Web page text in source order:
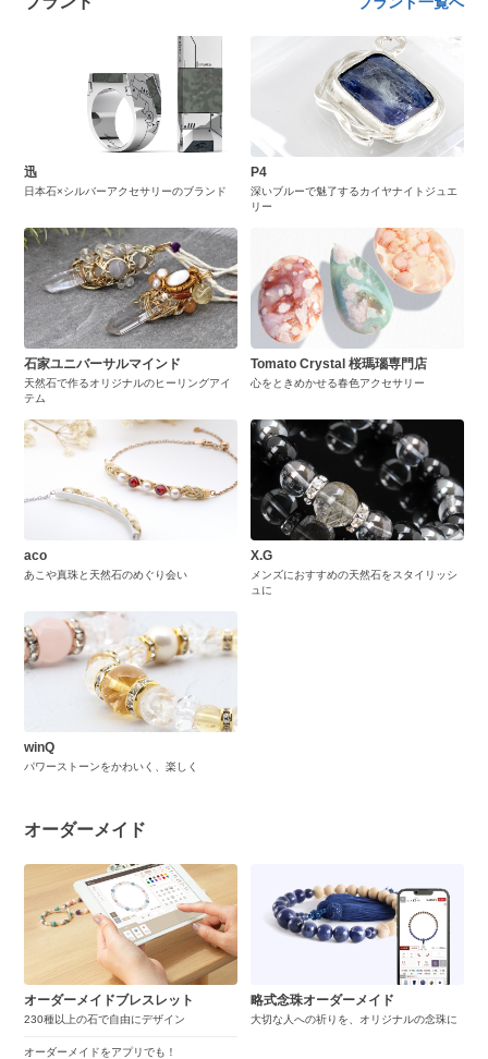
迅
日本石×シルバーアクセサリーのブランド
P4
深いブルーで魅了するカイヤナイトジュエ
リー
石家ユニバーサルマインド
天然石で作るオリジナルのヒーリングアイ
テム
Tomato Crystal 桜瑪瑙専門店
心をときめかせる春色アクセサリー
aco
あこや真珠と天然石のめぐり会い
X.G
メンズにおすすめの天然石をスタイリッシ
ュに
winQ
パワーストーンをかわいく、楽しく
オーダーメイド
オーダーメイドブレスレット
230種以上の石で自由にデザイン
オーダーメイドをアプリでも！
略式念珠オーダーメイド
大切な人への祈りを、オリジナルの念珠に